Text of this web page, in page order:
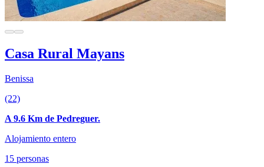
Casa Rural Mayans
Benissa
(22)
A 9.6 Km de Pedreguer.
Alojamiento entero
15 personas